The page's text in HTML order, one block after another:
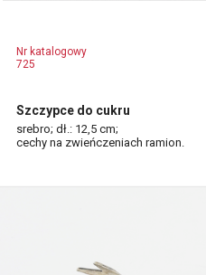
Nr katalogowy
725
Szczypce do cukru
srebro; dł.: 12,5 cm;
cechy na zwieńczeniach ramion.